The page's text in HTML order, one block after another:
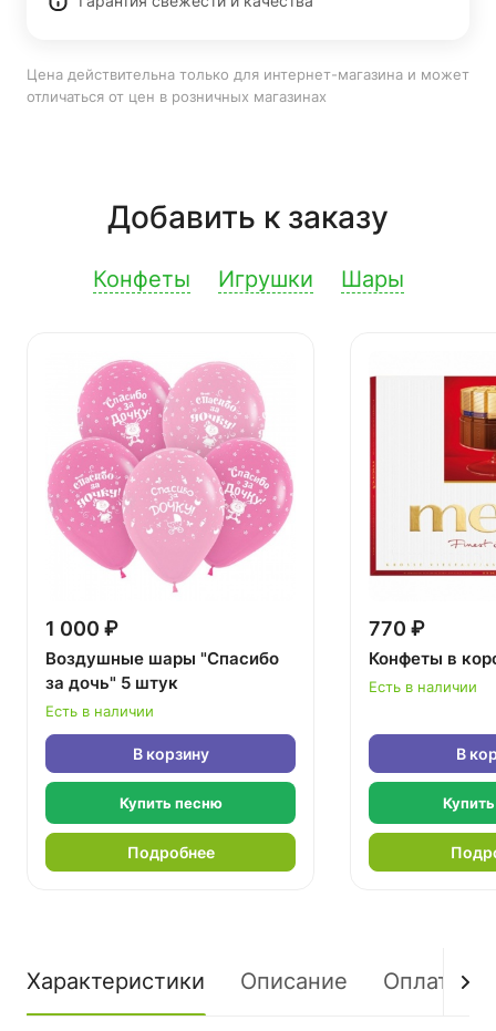
Цена действительна только для интернет-магазина и может
отличаться от цен в розничных магазинах
Добавить к заказу
Конфеты Игрушки Шары
1 000 ₽
Воздушные шары "Спасибо
за дочь" 5 штук
Есть в наличии
В корзину
Купить песню
Подробнее
770 ₽
Конфеты в
Есть в наличии
В
Характеристики Описание Оплата